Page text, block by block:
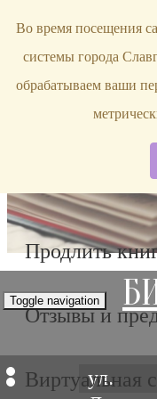
bibl-
Продлить
Отзывы и
Виртуальная
ул.
Toggle navigation
Во время посещения
системы города
обрабатываем ваши